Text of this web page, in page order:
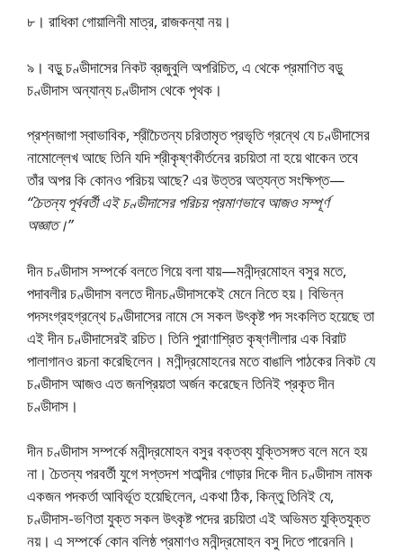
৮। রাধিকা গোয়ালিনী মাত্র, রাজকন্যা নয়।
৯। বড়ু চণ্ডীদাসের নিকট ব্রজুবুলি অপরিচিত, এ থেকে প্রমাণিত বড়ু
চণ্ডীদাস অন্যান্য চণ্ডীদাস থেকে পৃথক।
প্রশ্নজাগা স্বাভাবিক, শ্রীচৈতন্য চরিতামৃত প্রভৃতি গ্রন্থে যে চণ্ডীদাসের
নামোল্লেখ আছে তিনি যদি শ্রীকৃষ্ণকীর্তনের রচয়িতা না হয়ে থাকেন তবে
তাঁর অপর কি কোনও পরিচয় আছে? এর উত্তর অত্যন্ত সংক্ষিপ্ত—
“চৈতন্য পূর্ববর্তী এই চণ্ডীদাসের পরিচয় প্রমাণভাবে আজও সম্পূর্ণ
অজ্ঞাত।”
দীন চণ্ডীদাস সম্পর্কে বলতে গিয়ে বলা যায়—মনীন্দ্রমোহন বসুর মতে,
পদাবলীর চণ্ডীদাস বলতে দীনচণ্ডীদাসকেই মেনে নিতে হয়। বিভিন্ন
পদসংগ্রহগ্রন্থে চণ্ডীদাসের নামে সে সকল উৎকৃষ্ট পদ সংকলিত হয়েছে তা
এই দীন চণ্ডীদাসেরই রচিত। তিনি পুরাণাশ্রিত কৃষ্ণলীলার এক বিরাট
পালাগানও রচনা করেছিলেন। মণীন্দ্রমোহনের মতে বাঙালি পাঠকের নিকট যে
চণ্ডীদাস আজও এত জনপ্রিয়তা অর্জন করেছেন তিনিই প্রকৃত দীন
চণ্ডীদাস।
দীন চণ্ডীদাস সম্পর্কে মনীন্দ্রমোহন বসুর বক্তব্য যুক্তিসঙ্গত বলে মনে হয়
না। চৈতন্য পরবর্তী যুগে সপ্তদশ শতাব্দীর গোড়ার দিকে দীন চণ্ডীদাস নামক
একজন পদকর্তা আবির্ভূত হয়েছিলেন, একথা ঠিক, কিন্তু তিনিই যে,
চণ্ডীদাস-ভণিতা যুক্ত সকল উৎকৃষ্ট পদের রচয়িতা এই অভিমত যুক্তিযুক্ত
নয়। এ সম্পর্কে কোন বলিষ্ঠ প্রমাণও মনীন্দ্রমোহন বসু দিতে পারেননি।